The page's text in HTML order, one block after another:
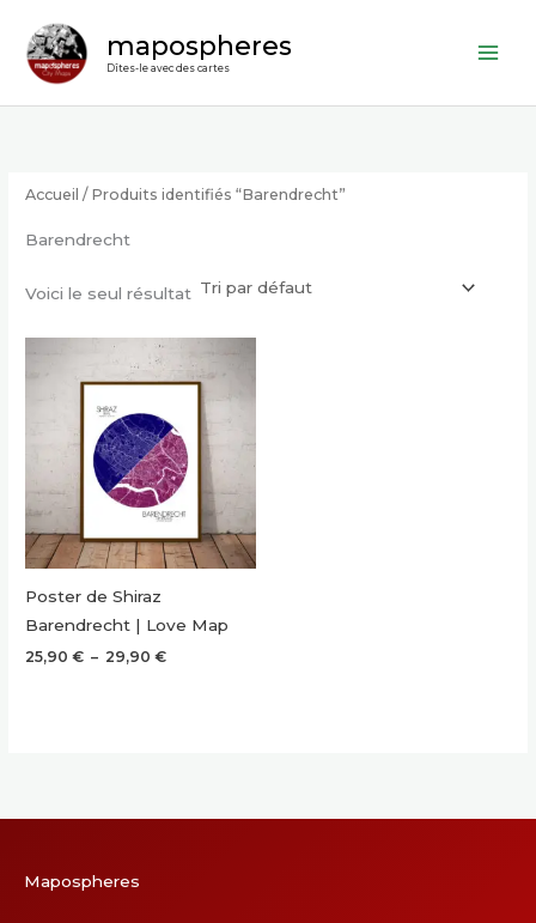
contenu
mapospheres
Dîtes-le avec des cartes
Accueil / Produits identifiés “Barendrecht”
Barendrecht
Voici le seul résultat
Poster de Shiraz
Barendrecht | Love Map
25,90€ – 29,90€Plage
Mapospheres